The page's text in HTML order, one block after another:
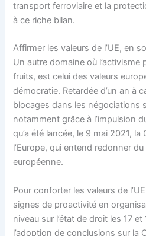
transport ferroviaire et la
à ce riche bilan.
Affirmer les valeurs de l’UE, en
Un autre domaine où l’activisme
fruits, est celui des valeurs
démocratie. Retardée d’un an à
blocages dans les négociations
notamment grâce à l’impulsion
qu’a été lancée, le 9 mai 2021,
l’Europe, qui entend redonner
européenne.
Pour conforter les valeurs de
signes de proactivité en
niveau sur l’état de droit les 17
l’adoption de conclusions sur la